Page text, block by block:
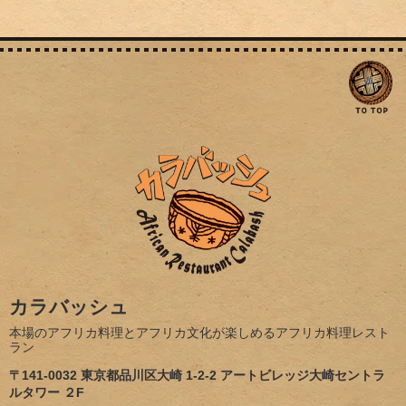
カラバッシュ
本場のアフリカ料理とアフリカ文化が楽しめるアフリカ料理レスト
ラン
〒141-0032 東京都品川区大崎 1-2-2 アートビレッジ大崎セントラ
ルタワー ２F